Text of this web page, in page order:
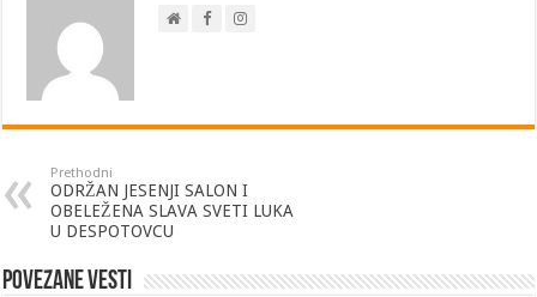
Prethodni
ODRŽAN JESENJI SALON I
OBELEŽENA SLAVA SVETI LUKA
U DESPOTOVCU
Povezane vesti